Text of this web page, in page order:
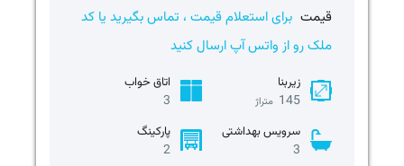
قیمت برای استعلام قیمت ، تماس بگیرید یا کد
ملک رو از واتس آپ ارسال کنید
زیربنا
145 متراژ
اتاق خواب
3
سرویس بهداشتی
3
پارکینگ
2